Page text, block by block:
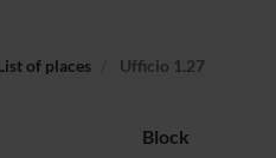
of places Ufficio 1.27
Block